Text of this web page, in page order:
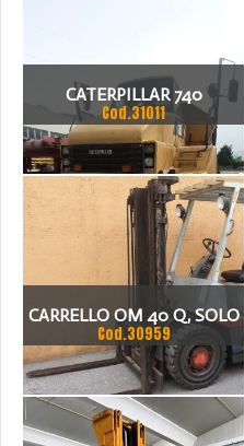
CATERPILLAR 740
Cod.31011
CARRELLO OM 40 Q, SOLO
1800 ORE DI LAVORO
CIRCA, ALTEZZA PALE CIRCA
3,60 M
Cod.30959